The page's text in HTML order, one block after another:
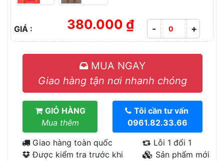
GIÁ : 380.000 ₫ - +
MUA NGAY
Giao hàng tận nơi nhanh chóng
GIỎ HÀNG
Mua thêm
Tôi cần tư vấn
0961.82.33.66
Giao hàng toàn quốc
Được kiểm tra trước khi
Lỗi 1 đổi 1
Sản phẩm mới